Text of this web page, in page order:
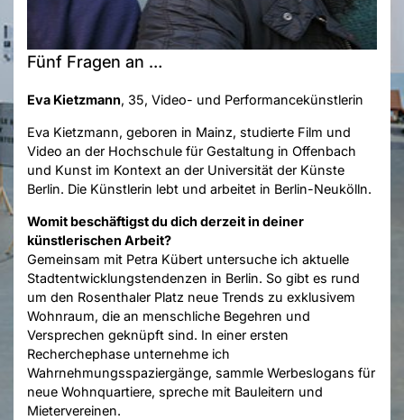
Fünf Fragen an …
Eva Kietzmann, 35, Video- und Performancekünstlerin
Eva Kietzmann, geboren in Mainz, studierte Film und
Video an der Hochschule für Gestaltung in Offenbach
und Kunst im Kontext an der Universität der Künste
Berlin. Die Künstlerin lebt und arbeitet in Berlin-Neukölln.
Womit beschäftigst du dich derzeit in deiner
künstlerischen Arbeit?
Gemeinsam mit Petra Kübert untersuche ich aktuelle
Stadtentwicklungstendenzen in Berlin. So gibt es rund
um den Rosenthaler Platz neue Trends zu exklusivem
Wohnraum, die an menschliche Begehren und
Versprechen geknüpft sind. In einer ersten
Recherchephase unternehme ich
Wahrnehmungsspaziergänge, sammle Werbeslogans für
neue Wohnquartiere, spreche mit Bauleitern und
Mietervereinen.